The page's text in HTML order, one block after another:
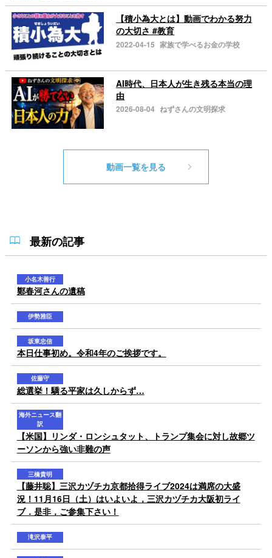
【積小為大とは】動画でわかる努力
の大切さ #教育
2022-04-15 家族で学べるお金の学校
AI時代、日本人が生き残る本当の理
由
2026-08-04 ねずさんの文明探求
動画一覧を見る
最新の記事